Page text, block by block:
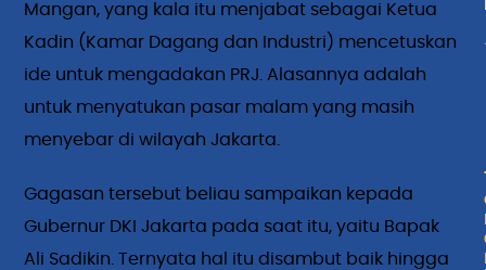
Mangan, yang kala itu menjabat sebagai Ketua
Kadin (Kamar Dagang dan Industri) mencetuskan
ide untuk mengadakan PRJ. Alasannya adalah
untuk menyatukan pasar malam yang masih
menyebar di wilayah Jakarta.
Gagasan tersebut beliau sampaikan kepada
Gubernur DKI Jakarta pada saat itu, yaitu Bapak
Ali Sadikin. Ternyata hal itu disambut baik hingga